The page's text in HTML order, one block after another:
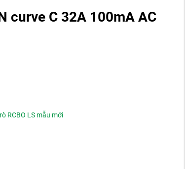
curve C 32A 100mA AC
RCBO LS mẫu mới